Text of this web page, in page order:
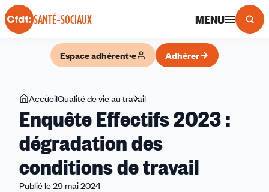
Panneau de gestion des cookies
SANTÉ-SOCIAUX MENU
Espace adhérent·e Adhérer
Vous
êtes
ici
AccueilQualité de vie au travail
Effectifs
:
dégradation
des
Enquête Effectifs 2023 :
dégradation des
conditions de travail
Publié le 29 mai 2024